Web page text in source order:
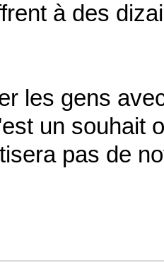
à des
les gens
un souhait
pas de